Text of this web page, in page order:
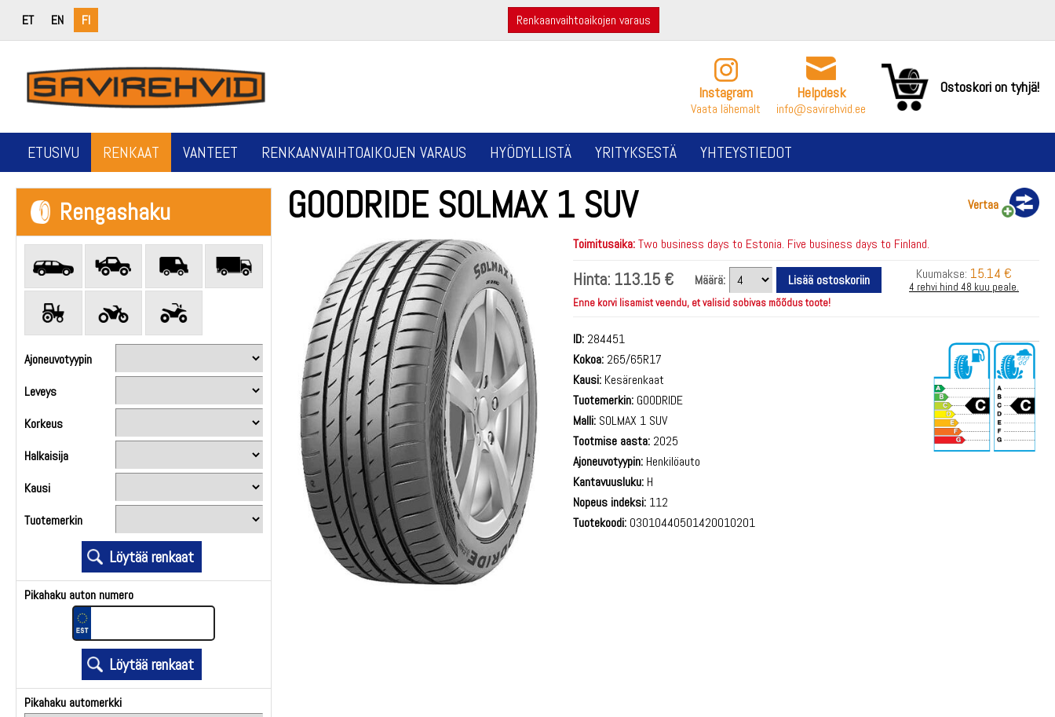
ET EN FI Renkaanvaihtoaikojen varaus
Instagram
Vaata lähemalt
Helpdesk
info@savirehvid.ee
Ostoskori on tyhjä!
ETUSIVU RENKAAT VANTEET RENKAANVAIHTOAIKOJEN VARAUS HYÖDYLLISTÄ YRITYKSESTÄ YHTEYSTIEDOT
Rengashaku
Ajoneuvotyypin
Leveys
Korkeus
Halkaisija
Kausi
Tuotemerkin
Pikahaku auton numero
Pikahaku automerkki
GOODRIDE SOLMAX 1 SUV Vertaa
Toimitusaika:Two business days to Estonia. Five business days to Finland.
Hinta: 113.15 € Määrä: Kuumakse: 15.14 €
4 rehvi hind 48 kuu peale.
Enne korvi lisamist veendu, et valisid sobivas mõõdus toote!
ID: 284451
Kokoa: 265/65R17
Kausi: Kesärenkaat
Tuotemerkin: GOODRIDE
Malli: SOLMAX 1 SUV
Tootmise aasta: 2025
Ajoneuvotyypin: Henkilöauto
Kantavuusluku: H
Nopeus indeksi: 112
Tuotekoodi: 0301044050142O010201